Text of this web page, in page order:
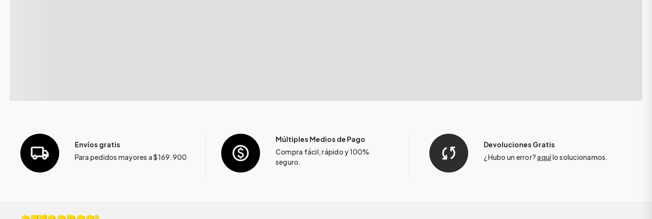
Envíos gratis
Para pedidos mayores a $169.900
Múltiples Medios de Pago
Compra fácil, rápido y 100%
seguro.
Devoluciones Gratis
¿Hubo un error?aquílo solucionamos.